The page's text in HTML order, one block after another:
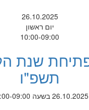
26.10.2025
יום ראשון
10:00-09:00
שנת
תשפ"ו
26.10.2025 בשעה 10:00-09:00